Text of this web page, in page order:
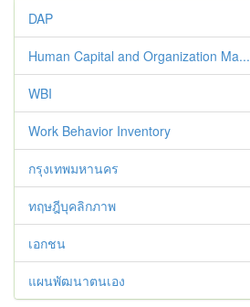
DAP
Human Capital and Organization Ma...
WBI
Work Behavior Inventory
กรุงเทพมหานคร
ทฤษฎีบุคลิกภาพ
เอกชน
แผนพัฒนาตนเอง